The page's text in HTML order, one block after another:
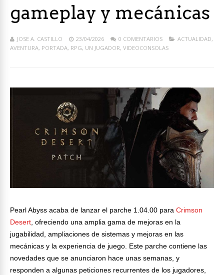
gameplay y mecánicas
JOSE A. CASTILLO 23/04/2026 0 COMENTARIOS ACTUALIDAD,
AVENTURA, PORTADA, RPG, UN JUGADOR, VIDEOCONSOLAS
Pearl Abyss acaba de lanzar el parche 1.04.00 para Crimson
Desert, ofreciendo una amplia gama de mejoras en la
jugabilidad, ampliaciones de sistemas y mejoras en las
mecánicas y la experiencia de juego. Este parche contiene las
novedades que se anunciaron hace unas semanas, y
responden a algunas peticiones recurrentes de los jugadores,